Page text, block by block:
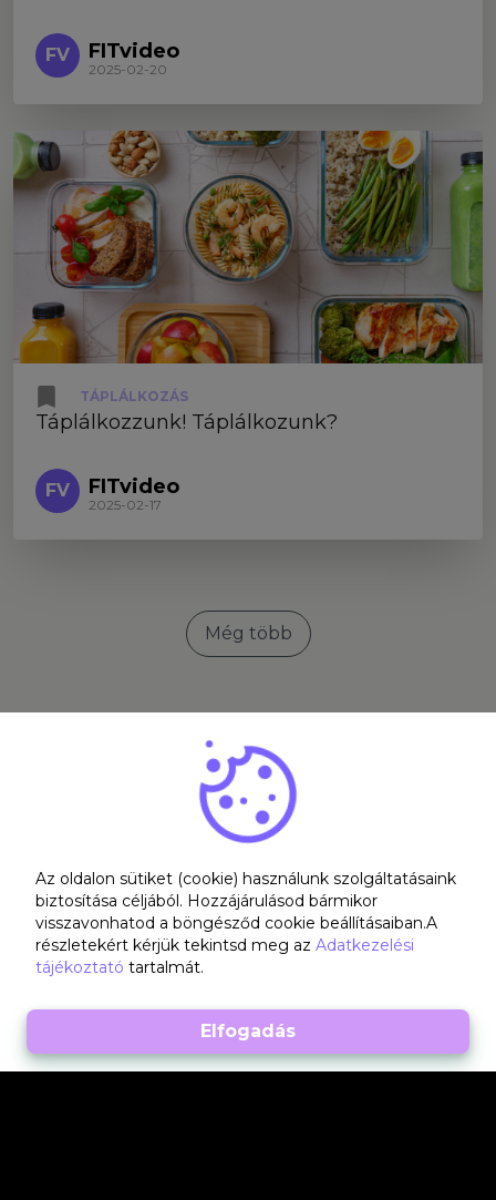
Az oldalon sütiket (cookie) használunk szolgáltatásaink
biztosítása céljából. Hozzájárulásod bármikor
visszavonhatod a böngésződ cookie beállításaiban.A
részletekért kérjük tekintsd meg az Adatkezelési
tájékoztató tartalmát.
FV FITvideo
2025-02-20
TÁPLÁLKOZÁS
Táplálkozzunk! Táplálkozunk?
FV FITvideo
2025-02-17
Még több